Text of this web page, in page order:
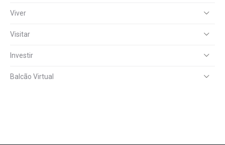
Viver
Visitar
Investir
Balcão Virtual